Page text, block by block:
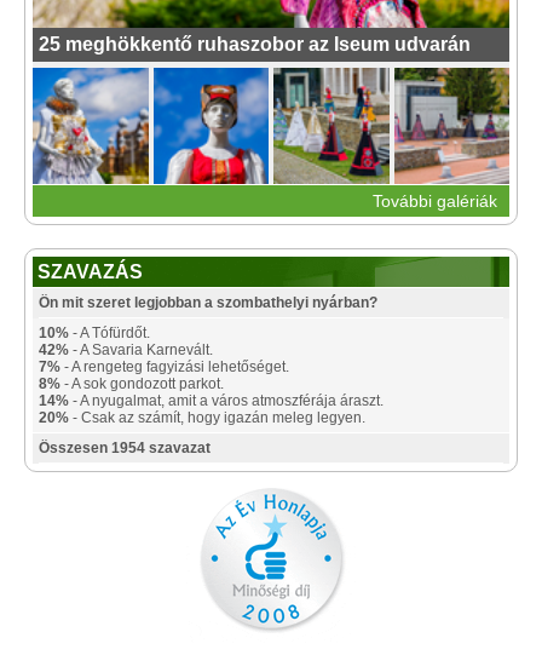
25 meghökkentő ruhaszobor az Iseum udvarán
További galériák
SZAVAZÁS
Ön mit szeret legjobban a szombathelyi nyárban?
10% - A Tófürdőt.
42% - A Savaria Karnevált.
7% - A rengeteg fagyizási lehetőséget.
8% - A sok gondozott parkot.
14% - A nyugalmat, amit a város atmoszférája áraszt.
20% - Csak az számít, hogy igazán meleg legyen.
Összesen 1954 szavazat